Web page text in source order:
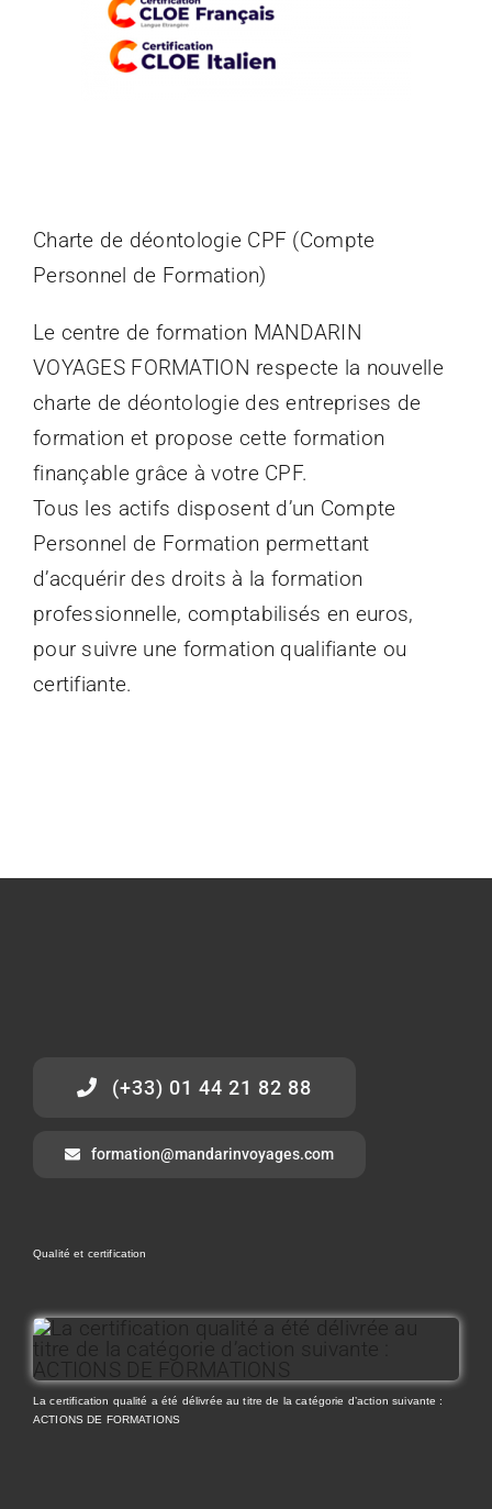
Charte de déontologie CPF (Compte
Personnel de Formation)
Le centre de formation MANDARIN
VOYAGES FORMATION respecte la nouvelle
charte de déontologie des entreprises de
formation et propose cette formation
finançable grâce à votre CPF.
Tous les actifs disposent d’un Compte
Personnel de Formation permettant
d’acquérir des droits à la formation
professionnelle, comptabilisés en euros,
pour suivre une formation qualifiante ou
certifiante.
(+33) 01 44 21 82 88
formation@mandarinvoyages.com
Qualité et certification
La certification qualité a été délivrée au titre de la catégorie d’action suivante :
ACTIONS DE FORMATIONS